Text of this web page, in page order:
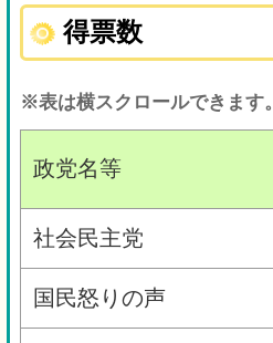
得票数
※表は横スクロールできます。
政党名等
社会民主党
国民怒りの声